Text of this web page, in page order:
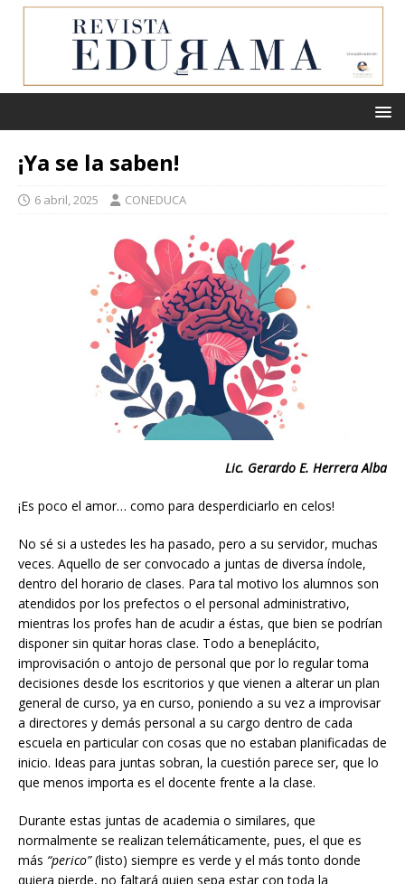
¡Ya se la saben!
6 abril, 2025 CONEDUCA
Lic. Gerardo E. Herrera Alba
¡Es poco el amor… como para desperdiciarlo en celos!
No sé si a ustedes les ha pasado, pero a su servidor, muchas
veces. Aquello de ser convocado a juntas de diversa índole,
dentro del horario de clases. Para tal motivo los alumnos son
atendidos por los prefectos o el personal administrativo,
mientras los profes han de acudir a éstas, que bien se podrían
disponer sin quitar horas clase. Todo a beneplácito,
improvisación o antojo de personal que por lo regular toma
decisiones desde los escritorios y que vienen a alterar un plan
general de curso, ya en curso, poniendo a su vez a improvisar
a directores y demás personal a su cargo dentro de cada
escuela en particular con cosas que no estaban planificadas de
inicio. Ideas para juntas sobran, la cuestión parece ser, que lo
que menos importa es el docente frente a la clase.
Durante estas juntas de academia o similares, que
normalmente se realizan telemáticamente, pues, el que es
más “perico”(listo) siempre es verde y el más tonto donde
quiera pierde, no faltará quien sepa estar con toda la